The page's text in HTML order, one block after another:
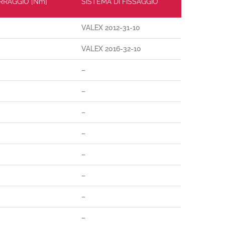
VALEX 2012-31-10
VALEX 2016-32-10
–
–
–
–
–
–
–
–